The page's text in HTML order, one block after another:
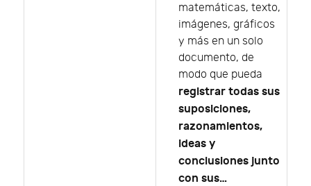
matemáticas, texto,
imágenes, gráficos
y más en un solo
documento, de
modo que pueda
registrar todas sus
suposiciones,
razonamientos,
ideas y
conclusiones junto
con sus…